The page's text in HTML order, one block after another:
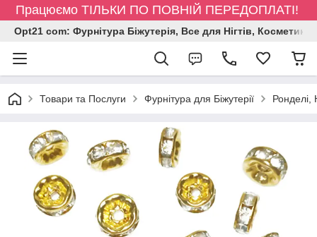
Працюємо ТІЛЬКИ ПО ПОВНІЙ ПЕРЕДОПЛАТІ!
Opt21 com: Фурнітура Біжутерія, Все для Нігтів, Косметика
Товари та Послуги Фурнітура для Біжутерії Ронделі,